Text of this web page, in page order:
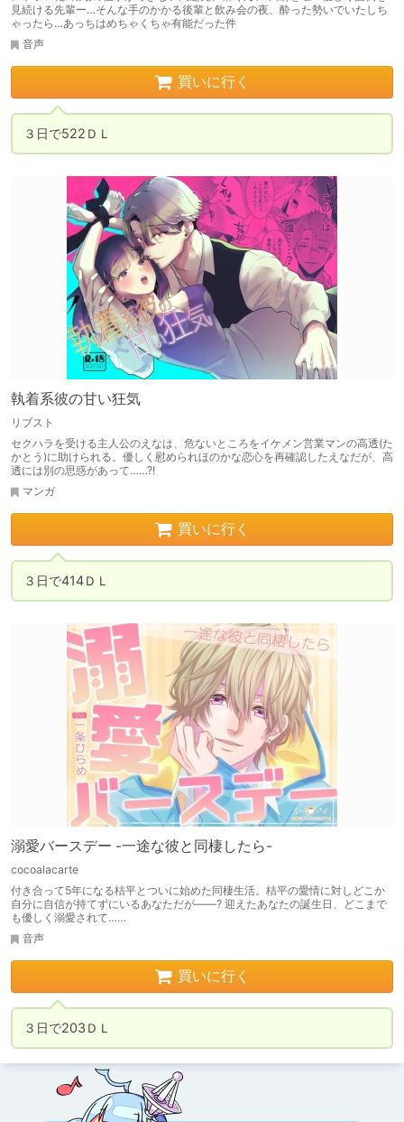
見続ける先輩ー…そんな手のかかる後輩と飲み会の夜、酔った勢いでいたしち
ゃったら…あっちはめちゃくちゃ有能だった件
音声
買いに行く
３日で522ＤＬ
執着系彼の甘い狂気
リブスト
セクハラを受ける主人公のえなは、危ないところをイケメン営業マンの高透(た
かとう)に助けられる。優しく慰められほのかな恋心を再確認したえなだが、高
透には別の思惑があって……?!
マンガ
買いに行く
３日で414ＤＬ
溺愛バースデー -一途な彼と同棲したら-
cocoalacarte
付き合って5年になる桔平とついに始めた同棲生活。桔平の愛情に対しどこか
自分に自信が持てずにいるあなただが――? 迎えたあなたの誕生日、どこまで
も優しく溺愛されて……
音声
買いに行く
３日で203ＤＬ